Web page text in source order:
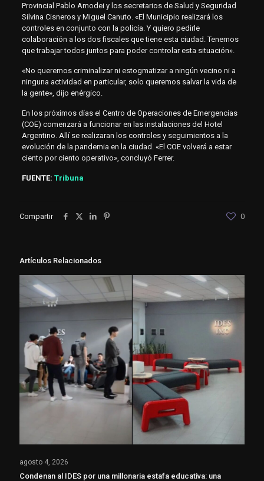
Provincial Pablo Amodei y los secretarios de Salud y Seguridad
Silvina Cisneros y Miguel Canuto. «El Municipio realizará los
controles en conjunto con la policía. Y quiero pedirle
colaboración a los dos fiscales que tiene esta ciudad. Tenemos
que trabajar todos juntos para poder controlar esta situación».
«No queremos criminalizar ni estogmatizar a ningún vecino ni a
ninguna actividad en particular, solo queremos salvar la vida de
la gente», dijo enérgico.
En los próximos días el Centro de Operaciones de Emergencias
(COE) comenzará a funcionar en las instalaciones del Hotel
Argentino. Allí se realizaran los controles y seguimientos a la
evolución de la pandemia en la ciudad. «El COE volverá a estar
ciento por ciento operativo», concluyó Ferrer.
FUENTE: Tribuna
Compartir 0
Artículos Relacionados
agosto 4, 2026
Condenan al IDES por una millonaria estafa educativa: una